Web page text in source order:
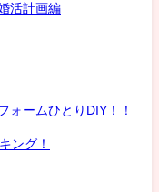
活計画編
ォームひとりDIY！！
ング！